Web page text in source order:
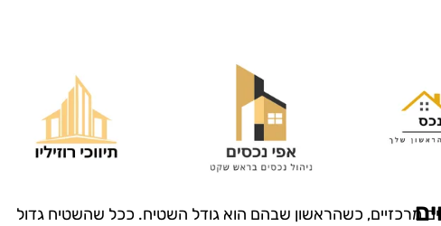
מרכזיים, כשהראשון שבהם הוא גודל השטיח. ככל שהשטיח גדול
כך שמחה שמצאתי
שמרית סבג רועי בן-דוד